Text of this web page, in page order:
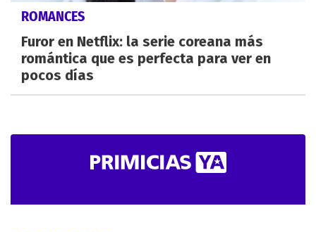
ROMANCES
Furor en Netflix: la serie coreana más
romántica que es perfecta para ver en
pocos días